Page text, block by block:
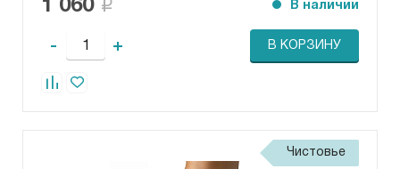
1 060 В наличии
- + В КОРЗИНУ
Чистовье